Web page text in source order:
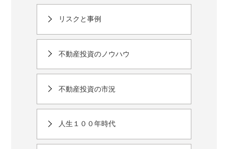
リスクと事例
不動産投資のノウハウ
不動産投資の市況
人生１００年時代